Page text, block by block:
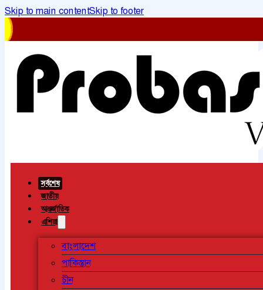
Skip to main contentSkip to footer
সর্বশেষ
জাতীয়
আন্তর্জাতিক
এশিয়া
বাংলাদেশ
পাকিস্তান
চীন